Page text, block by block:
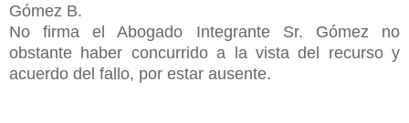
Gómez B.
No firma el Abogado Integrante Sr. Gómez no
obstante haber concurrido a la vista del recurso y
acuerdo del fallo, por estar ausente.